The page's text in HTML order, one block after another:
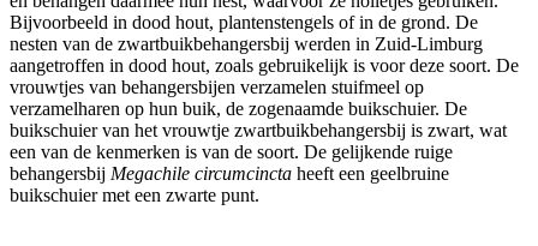
Bijvoorbeeld in dood hout, plantenstengels of in de grond. De
nesten van de zwartbuikbehangersbij werden in Zuid-Limburg
aangetroffen in dood hout, zoals gebruikelijk is voor deze soort. De
vrouwtjes van behangersbijen verzamelen stuifmeel op
verzamelharen op hun buik, de zogenaamde buikschuier. De
buikschuier van het vrouwtje zwartbuikbehangersbij is zwart, wat
een van de kenmerken is van de soort. De gelijkende ruige
behangersbij Megachile circumcincta heeft een geelbruine
buikschuier met een zwarte punt.